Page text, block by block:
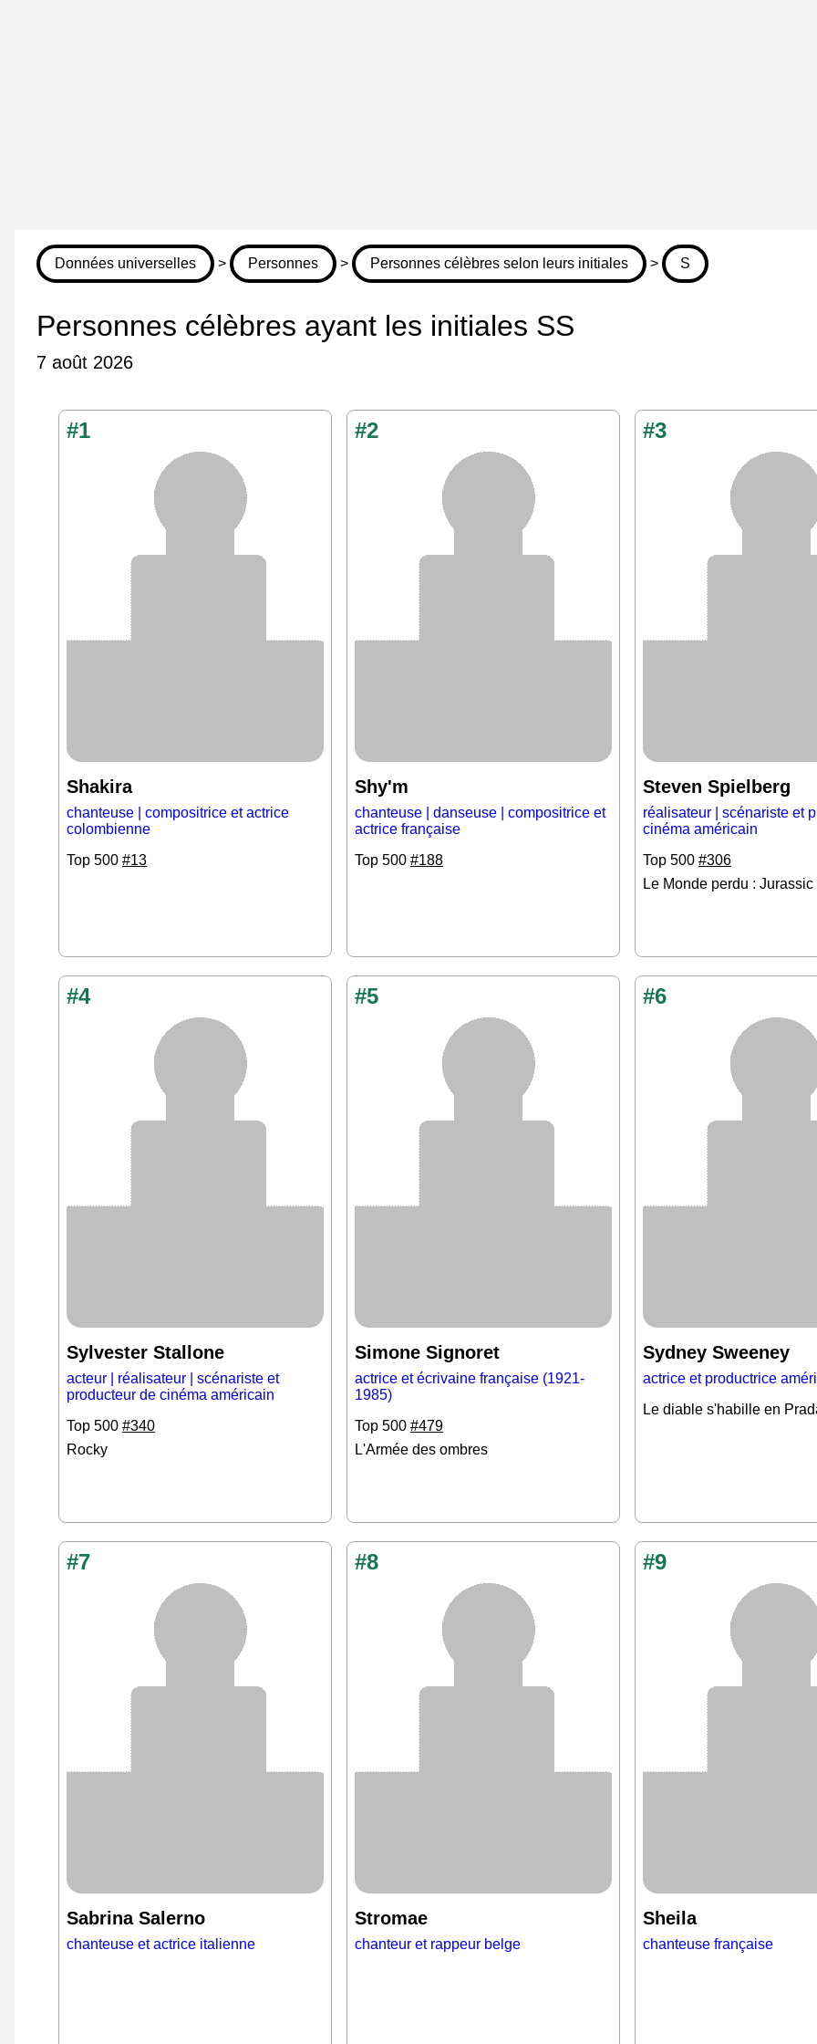
Données universelles > Personnes > Personnes célèbres selon leurs initiales > S
Personnes célèbres ayant les initiales SS
7 août 2026
#1
Shakira
chanteuse | compositrice et actrice
colombienne
Top 500 #13
#2
Shy'm
chanteuse | danseuse | compositrice et
actrice française
Top 500 #188
#3
Steven Spielberg
réalisateur | scénariste et
cinéma américain
Top 500 #306
Le Monde perdu : Jurassic
#4
Sylvester Stallone
acteur | réalisateur | scénariste et
producteur de cinéma américain
Top 500 #340
Rocky
#5
Simone Signoret
actrice et écrivaine française (1921-
1985)
Top 500 #479
L'Armée des ombres
#6
Sydney Sweeney
actrice et productrice
Le diable s'habille en
#7
Sabrina Salerno
chanteuse et actrice italienne
#8
Stromae
chanteur et rappeur belge
#9
Sheila
chanteuse française